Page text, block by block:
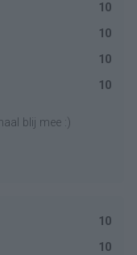
10
10
10
10
blij mee :)
10
10